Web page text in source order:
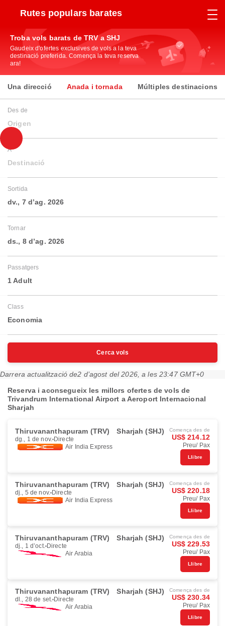
Rutes populars barates
Troba vols barats de TRV a SHJ
Gaudeix d'ofertes exclusives de vols a la teva
destinació preferida. Comença la teva reserva
ara!
Una direcció Anada i tornada Múltiples destinacions
Des de
Origen
A
Destinació
Sortida
dv., 7 d’ag. 2026
Tornar
ds., 8 d’ag. 2026
Passatgers
1 Adult
Class
Economia
Cerca vols
Darrera actualització de2 d’agost del 2026, a les 23:47 GMT+0
Reserva i aconsegueix les millors ofertes de vols de
Trivandrum International Airport a Aeroport Internacional
Sharjah
Thiruvananthapuram (TRV) Sharjah (SHJ)
dg., 1 de nov. Directe
Air India Express
Comença des de
US$ 214.12
Preu/ Pax
Llibre
Thiruvananthapuram (TRV) Sharjah (SHJ)
dj., 5 de nov. Directe
Air India Express
Comença des de
US$ 220.18
Preu/ Pax
Llibre
Thiruvananthapuram (TRV) Sharjah (SHJ)
dj., 1 d’oct. Directe
Air Arabia
Comença des de
US$ 229.53
Preu/ Pax
Llibre
Thiruvananthapuram (TRV) Sharjah (SHJ)
dl., 28 de set. Directe
Air Arabia
Comença des de
US$ 230.34
Preu/ Pax
Llibre